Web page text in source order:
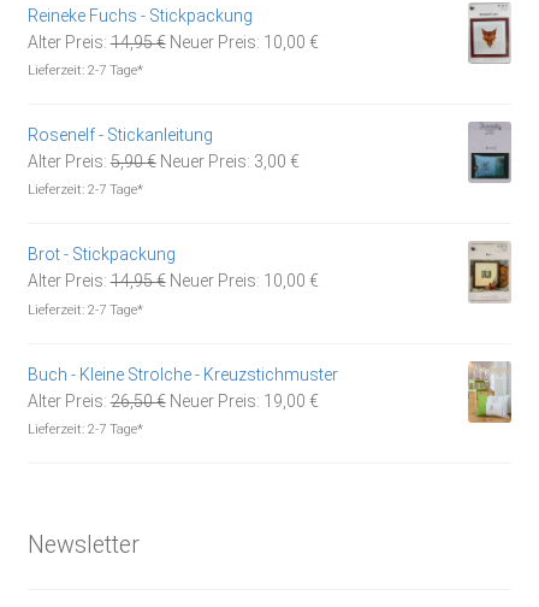
Reineke Fuchs - Stickpackung
Alter Preis: 14,95€ Ursprünglicher
Neuer Preis: 10,00 €Aktueller
Lieferzeit: 2-7 Tage*
Rosenelf - Stickanleitung
Alter Preis: 5,90€ Ursprünglicher
Neuer Preis: 3,00 €Aktueller
Lieferzeit: 2-7 Tage*
Brot - Stickpackung
Alter Preis: 14,95€ Ursprünglicher
Neuer Preis: 10,00 €Aktueller
Lieferzeit: 2-7 Tage*
Buch - Kleine Strolche - Kreuzstichmuster
Alter Preis: 26,50€ Ursprünglicher
Neuer Preis: 19,00 €Aktueller
Lieferzeit: 2-7 Tage*
Newsletter